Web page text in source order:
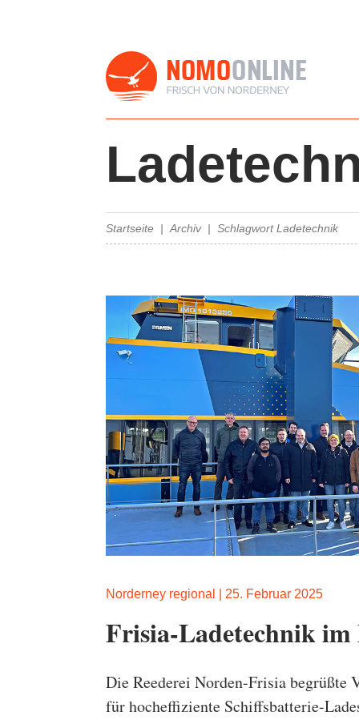
Startseite Archiv Schlagwort Ladetechnik
Norderney regional 25. Februar 2025
Frisia-Ladetechnik im
Die Reederei Norden-Frisia begrüßte
für hocheffiziente Schiffsbatterie-